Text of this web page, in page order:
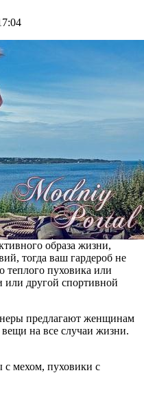
образа жизни,
тогда ваш гардероб не
теплого пуховика или
или другой спортивной
предлагают женщинам
на все случаи жизни.
с мехом, пуховики с